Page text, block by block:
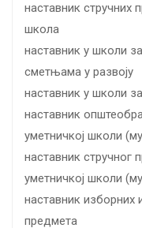
наставник стручних
школа
наставник у школи
сметњама у развоју
наставник у школи
наставник
уметничкој школи
наставник стручног
уметничкој школи
наставник изборних
предмета